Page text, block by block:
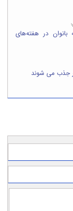
بانوان در هفته‌های